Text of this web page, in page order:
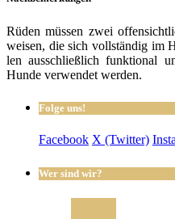
Rüden müs­sen zwei
wei­sen, die sich voll­stän­dig im
len aus­schließ­lich funk­tio­nal
Hun­de ver­wen­det werden.
Folge uns!
Facebook X (Twitter)
Wer sind wir?